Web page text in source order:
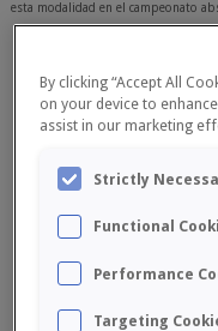
esta modalidad en el campeonato
By clicking “Accept All
on your device to
assist in our marketing
Strictly
Functional
Performance
Targeting